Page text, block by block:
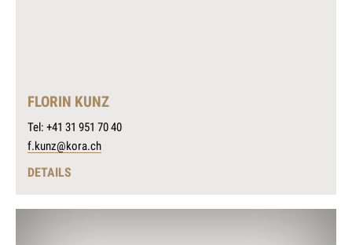
FLORIN KUNZ
Tel: +41 31 951 70 40
f.kunz@kora.ch
DETAILS